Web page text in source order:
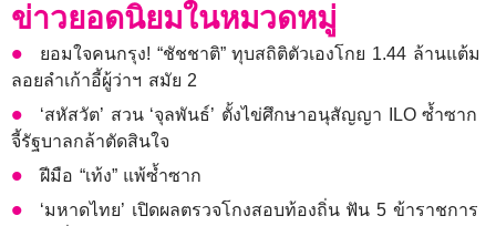
ข่าวยอดนิยมในหมวดหมู่
ยอมใจคนกรุง! “ชัชชาติ” ทุบสถิติตัวเองโกย 1.44 ล้านแต้ม
ลอยลำเก้าอี้ผู้ว่าฯ สมัย 2
‘สหัสวัต’ สวน ‘จุลพันธ์’ ตั้งไข่ศึกษาอนุสัญญา ILO ซ้ำซาก
จี้รัฐบาลกล้าตัดสินใจ
ฝีมือ “เท้ง” แพ้ซ้ำซาก
‘มหาดไทย’ เปิดผลตรวจโกงสอบท้องถิ่น ฟัน 5 ข้าราชการ